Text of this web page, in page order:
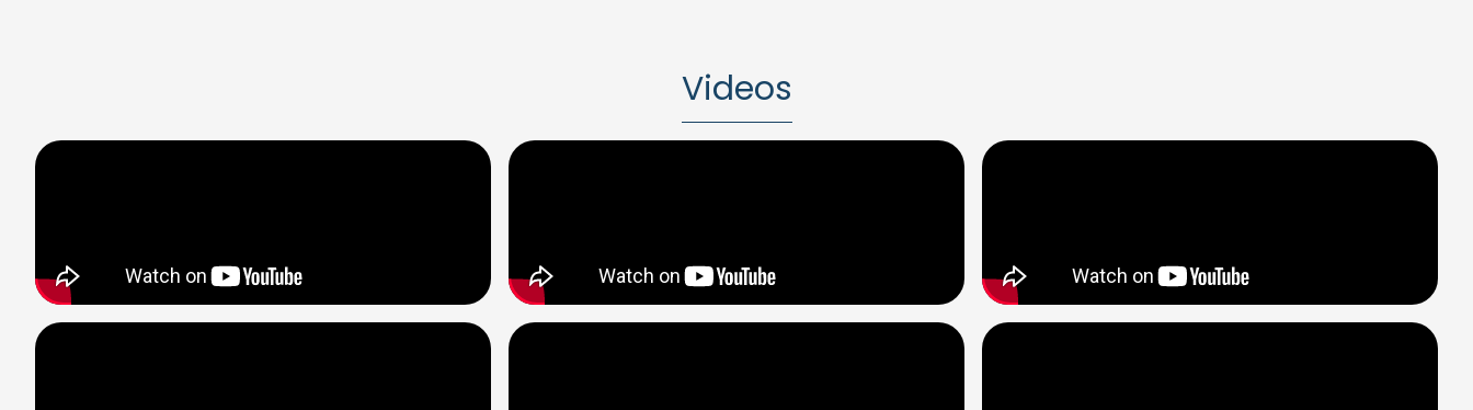
Videos